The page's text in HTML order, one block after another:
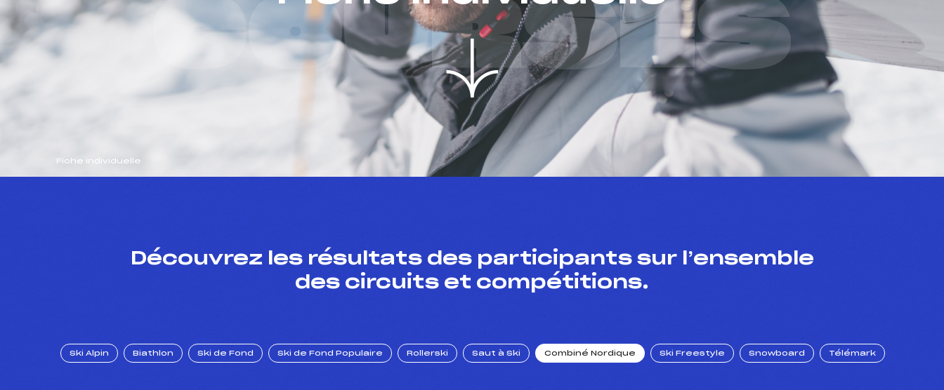
COURSES
Fiche individuelle
Découvrez les résultats des participants sur l’ensemble
des circuits et compétitions.
Ski Alpin Biathlon Ski de Fond Ski de Fond Populaire Rollerski Saut à Ski Combiné Nordique Ski Freestyle Snowboard Télémark